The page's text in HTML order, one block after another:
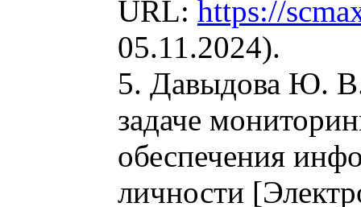
URL: https://
05.11.2024).
5. Давыдова Ю. В.
задаче
обеспечения
личности